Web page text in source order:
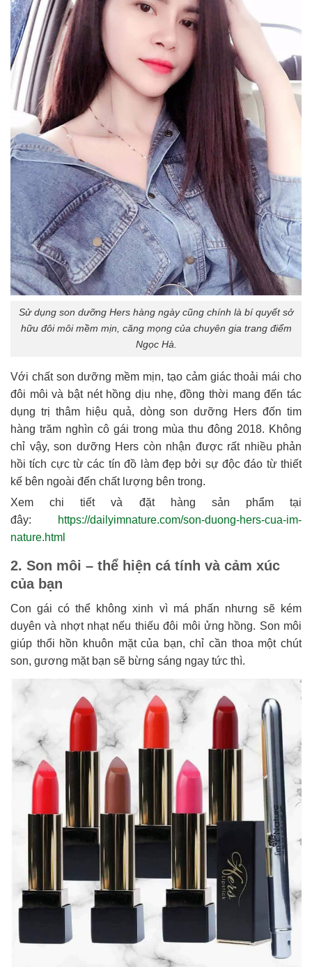
Sử dụng son dưỡng Hers hàng ngày cũng chính là bí quyết sở
hữu đôi môi mềm mịn, căng mọng của chuyên gia trang điểm
Ngọc Hà.
Với chất son dưỡng mềm mịn, tạo cảm giác thoải mái cho
đôi môi và bật nét hồng dịu nhẹ, đồng thời mang đến tác
dụng trị thâm hiệu quả, dòng son dưỡng Hers đốn tim
hàng trăm nghìn cô gái trong mùa thu đông 2018. Không
chỉ vậy, son dưỡng Hers còn nhận được rất nhiều phản
hồi tích cực từ các tín đồ làm đẹp bởi sự độc đáo từ thiết
kế bên ngoài đến chất lượng bên trong.
Xem chi tiết và đặt hàng sản phẩm tại
đây:
https://dailyimnature.com/son-duong-hers-cua-im-
nature.html
2. Son môi – thể hiện cá tính và cảm xúc
của bạn
Con gái có thể không xinh vì má phấn nhưng sẽ kém
duyên và nhợt nhạt nếu thiếu đôi môi ửng hồng. Son môi
giúp thổi hồn khuôn mặt của bạn, chỉ cần thoa một chút
son, gương mặt bạn sẽ bừng sáng ngay tức thì.